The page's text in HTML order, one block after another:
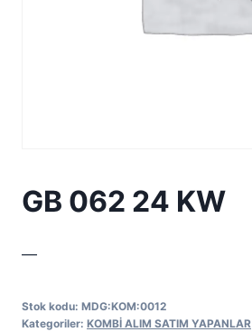
GB 062 24 KW
—
Stok kodu: MDG:KOM:0012
Kategoriler: KOMBİ ALIM SATIM YAPANLAR